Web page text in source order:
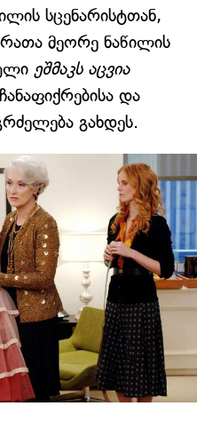
სცენარისტთან,
მეორე ნაწილის
ეშმაკს აცვია
და
გახდეს.